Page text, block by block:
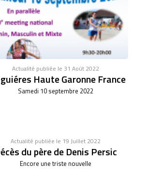
Actualité publiée le 31 Août 2022
Haute Garonne France
Samedi 10 septembre 2022
Actualité publiée le 19 Juillet 2022
du père de Denis Persic
Encore une triste nouvelle